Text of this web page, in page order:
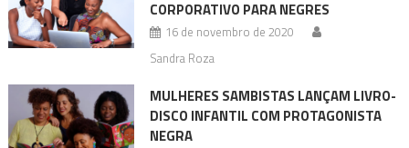
CORPORATIVO PARA NEGRES
16 de novembro de 2020
Sandra Roza
MULHERES SAMBISTAS LANÇAM LIVRO-
DISCO INFANTIL COM PROTAGONISTA
NEGRA